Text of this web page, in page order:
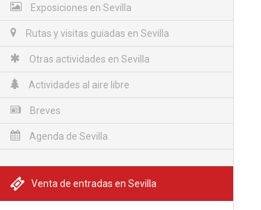
Exposiciones en Sevilla
Rutas y visitas guiadas en Sevilla
Otras actividades en Sevilla
Actividades al aire libre
Breves
Agenda de Sevilla
Venta de entradas en Sevilla